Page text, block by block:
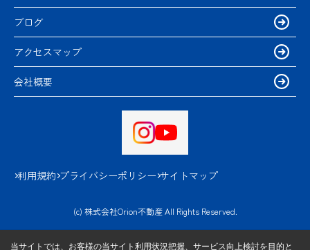
ブログ
アクセスマップ
会社概要
利用規約 プライバシーポリシー サイトマップ
(c) 株式会社Orion不動産 All Rights Reserved.
当サイトでは、お客様の当サイト利用状況把握、サービス向上検討を目的と